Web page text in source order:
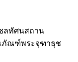
ทัศนสถาน
ภัณฑ์พระจุฑาธุช